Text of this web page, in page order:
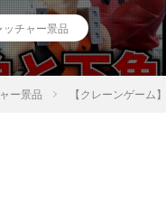
ッチャー景品
ー景品 【クレーンゲーム